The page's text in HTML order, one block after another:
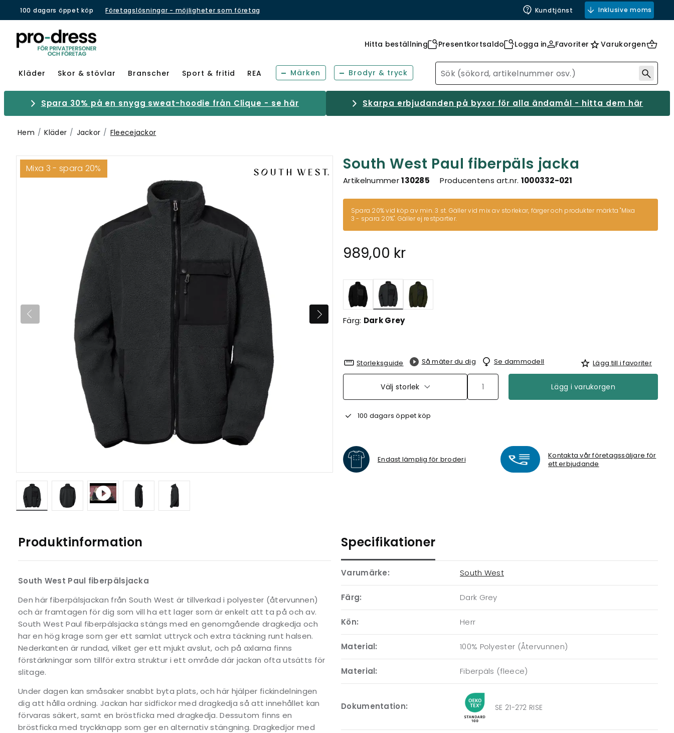
100 dagars öppet köp Företagslösningar - möjligheter som företag Kundtjänst Inklusive moms
Hitta beställning Presentkortsaldo Logga in Favoriter Varukorgen
Kläder Skor & stövlar Branscher Sport & fritid REA Märken Brodyr & tryck
Spara 30% på en snygg sweat-hoodie från Clique - se här Skarpa erbjudanden på byxor för alla ändamål - hitta dem här
Hem Kläder Jackor Fleecejackor
Mixa 3 - spara 20% South West Paul fiberpäls jacka
Artikelnummer130285 Producentens art.nr. 1000332-021
Spara 20% vid köp av min. 3 st. Gäller vid mix av storlekar, färger och produkter märkta"Mixa
3 - spara 20%". Gäller ej restpartier.
989,00 kr
Valda
Färg: Dark Grey
Storleksguide Så mäter du dig Se dammodell Lägg till i favoriter
Välj storlek Lägg i varukorgen
100 dagars öppet köp
Endast lämplig för broderi
Kontakta vår företagssäljare för
ett erbjudande
Produktinformation
South West Paul fiberpälsjacka
Den här fiberpälsjackan från South West är tillverkad i polyester (återvunnen)
och är framtagen för dig som vill ha ett lager som är enkelt att ta på och av.
South West Paul fiberpälsjacka stängs med en genomgående dragkedja och
har en hög krage som ger ett samlat uttryck och extra täckning runt halsen.
Nederkanten är rundad, vilket ger ett mjukt avslut, och på axlarna finns
förstärkningar som tillför extra struktur i ett område där jackan ofta utsätts för
slitage.
Under dagen kan småsaker snabbt byta plats, och här hjälper fickindelningen
dig att hålla ordning. Jackan har sidfickor med dragkedja så att innehållet kan
förvaras säkert, samt en bröstficka med dragkedja. Dessutom finns en
bröstficka med tryckknapp som ger en alternativ stängning. Dragkedjor med
Specifikationer
Varumärke: South West
Färg: Dark Grey
Kön: Herr
Material: 100% Polyester (Återvunnen)
Material: Fiberpäls (fleece)
Dokumentation: SE 21-272 RISE